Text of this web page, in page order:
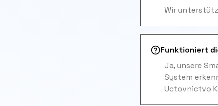
Wir
Funktioniert
Ja, unsere
System
Uctovnictvo